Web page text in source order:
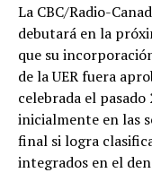
La CBC/Radio-
debutará en la
que su
de la UER fuera
celebrada el
inicialmente en las
final si logra
integrados en el